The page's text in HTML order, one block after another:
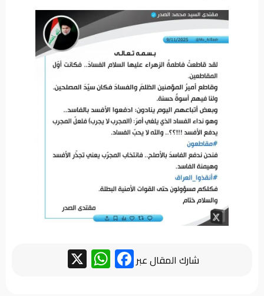
شارك المقال عبر Facebook
WhatsApp